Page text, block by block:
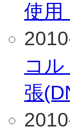
使用
コ
張